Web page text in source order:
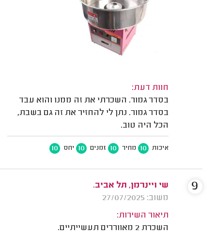
חוות דעת:
בסדר גמור. השכרתי את זה ממנו והוא עבד
בסדר גמור. נתן לי להחזיר את זה גם בשבת,
הכל היה טוב.
איכות 10 מחיר 10 זמנים 10 יחס 10
שי ויינרמן, תל אביב.
משוב: 27/07/2025
תיאור השירות:
השכרת 2 מאווררים תעשייתיים.
9